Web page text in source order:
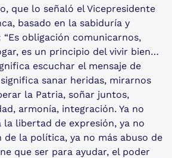
que lo señaló el Vicepresidente
basado en la sabiduría y
obligación comunicarnos,
es un principio del vivir bien…
escuchar el mensaje de
sanar heridas, mirarnos
la Patria, soñar juntos,
armonía, integración. Ya no
la libertad de expresión, ya no
de la política, ya no más abuso de
que ser para ayudar, el poder